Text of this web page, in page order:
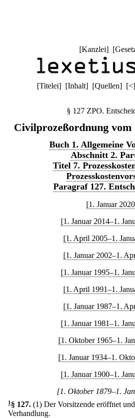
[Kanzlei] [
[Titelei] [Inhalt] [Quellen] [<]
§ 127 ZPO.
Civilprozeßordnung vom
Buch 1. Allgemeine
Abschnitt 2.
Titel 7.
Paragraf 127.
[1. Januar
[1. Januar 2014–1.
[1. April 2005–1.
[1. Januar 2002–1.
[1. Januar 1995–1.
[1. April 1991–1.
[1. Januar 1987–1.
[1. Januar 1981–1.
[1. Oktober 1965–1.
[1. Januar 1934–1.
[1. Januar 1900–1.
[1. Oktober 1879–1.
1 § 127. (1) Der Vorsitzende eröffnet
Verhandlung.